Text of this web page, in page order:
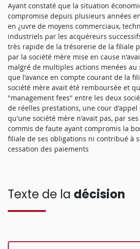
Ayant constaté que la situation
compromise depuis plusieurs années
en ¿uvre de moyens commerciaux,
industriels par les acquéreurs
très rapide de la trésorerie de la filiale
par la société mère mise en cause
malgré de multiples actions menées
que l'avance en compte courant de la
société mère avait été remboursée et
"management fees" entre les deux
de réelles prestations, une cour
qu'une société mère n'avait pas, par
commis de faute ayant compromis la
filiale de ses obligations ni contribué à
cessation des paiements
Texte de la décision